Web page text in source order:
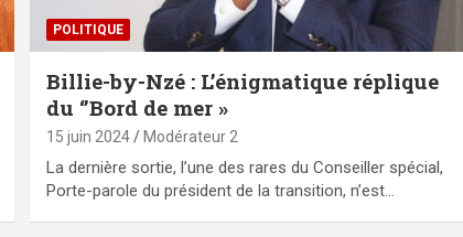
POLITIQUE
Billie-by-Nzé : L’énigmatique réplique
du ‘’Bord de mer »
15 juin 2024 Modérateur 2
La dernière sortie, l’une des rares du Conseiller spécial,
Porte-parole du président de la transition, n’est…